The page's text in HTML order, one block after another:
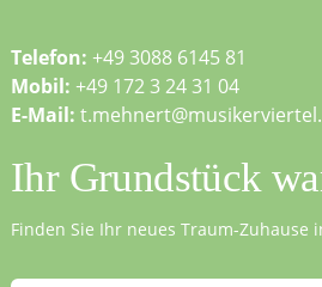
Telefon: +49 3088 6145 81
Mobil: +49 172 3 24 31 04
E-Mail:
Ihr Grundstück
Finden Sie Ihr neues Traum-Zuhause